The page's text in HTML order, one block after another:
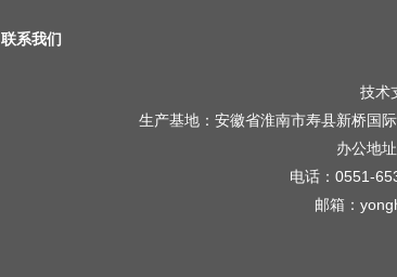
联系我们
技术
生产基地：安徽省淮南市寿县新桥国
办公地
电话：0551-
邮箱：